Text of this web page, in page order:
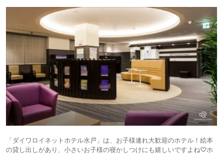
「ダイワロイネットホテル水戸」は、お子様連れ大歓迎のホテル！絵本
の貸し出しがあり、小さいお子様の寝かしつけにも嬉しいですよね♡ホ